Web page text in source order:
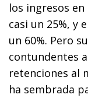
los ingresos
casi un 25%, y
un 60%. Pero
contundentes
retenciones al
ha sembrada